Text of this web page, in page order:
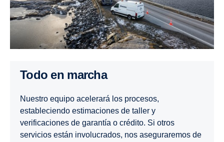
Todo en marcha
Nuestro equipo acelerará los procesos,
estableciendo estimaciones de taller y
verificaciones de garantía o crédito. Si otros
servicios están involucrados, nos aseguraremos de